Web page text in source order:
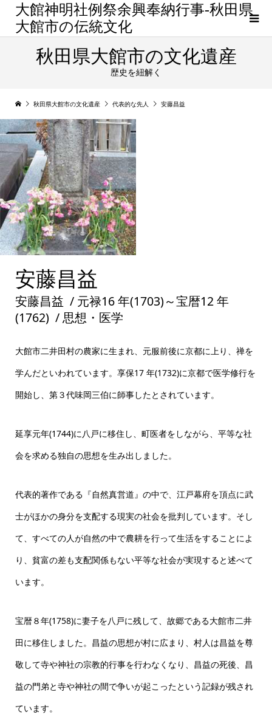
大館神明社例祭余興奉納行事-秋田県
大館市の伝統文化
秋田県大館市の文化遺産
歴史を紐解く
秋田県大館市の文化遺産 代表的な先人 安藤昌益
安藤昌益の墓
安藤昌益
安藤昌益 / 元禄16 年(1703)～宝暦12 年
(1762) / 思想・医学
大館市二井田村の農家に生まれ、元服前後に京都に上り、禅を
学んだといわれています。享保17 年(1732)に京都で医学修行を
開始し、第３代味岡三伯に師事したとされています。
延享元年(1744)に八戸に移住し、町医者をしながら、平等な社
会を求める独自の思想を生み出しました。
代表的著作である『自然真営道』の中で、江戸幕府を頂点に武
士がほかの身分を支配する現実の社会を批判しています。そし
て、すべての人が自然の中で農耕を行って生活をすることによ
り、貧富の差も支配関係もない平等な社会が実現すると述べて
います。
宝暦８年(1758)に妻子を八戸に残して、故郷である大館市二井
田に移住しました。昌益の思想が村に広まり、村人は昌益を尊
敬して寺や神社の宗教的行事を行わなくなり、昌益の死後、昌
益の門弟と寺や神社の間で争いが起こったという記録が残され
ています。